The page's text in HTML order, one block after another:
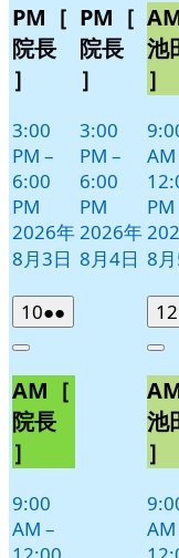
PM［
院長
］
3:00
PM –
6:00
PM
2026年
8月3日
PM［
院長
］
3:00
PM –
6:00
PM
2026年
8月4日
池
］
AM
PM
8
102026
年
月
10
日
●●
件
イ
ト)
Close
AM［
院長
］
9:00
AM –
12
池
］
AM